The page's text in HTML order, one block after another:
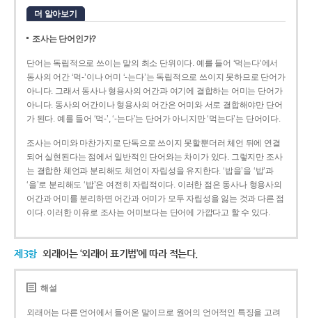
더 알아보기
조사는 단어인가?
단어는 독립적으로 쓰이는 말의 최소 단위이다. 예를 들어 ‘먹는다’에서
동사의 어간 ‘먹-­’이나 어미 ‘­-는다’는 독립적으로 쓰이지 못하므로 단어가
아니다. 그래서 동사나 형용사의 어간과 여기에 결합하는 어미는 단어가
아니다. 동사의 어간이나 형용사의 어간은 어미와 서로 결합해야만 단어
가 된다. 예를 들어 ‘먹-’, ‘-는다’는 단어가 아니지만 ‘먹는다’는 단어이다.
조사는 어미와 마찬가지로 단독으로 쓰이지 못할뿐더러 체언 뒤에 연결
되어 실현된다는 점에서 일반적인 단어와는 차이가 있다. 그렇지만 조사
는 결합한 체언과 분리해도 체언이 자립성을 유지한다. ‘밥을’을 ‘밥’과
‘을’로 분리해도 ‘밥’은 여전히 자립적이다. 이러한 점은 동사나 형용사의
어간과 어미를 분리하면 어간과 어미가 모두 자립성을 잃는 것과 다른 점
이다. 이러한 이유로 조사는 어미보다는 단어에 가깝다고 할 수 있다.
제3항 외래어는 ‘외래어 표기법’에 따라 적는다.
해설
외래어는 다른 언어에서 들어온 말이므로 원어의 언어적인 특징을 고려